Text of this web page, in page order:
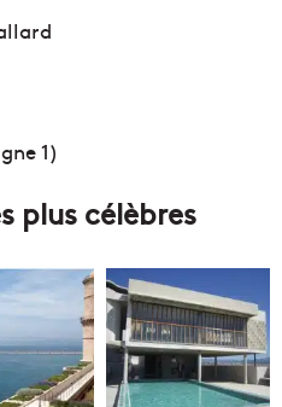
1)
plus célèbres